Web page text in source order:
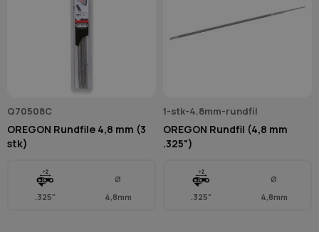
Q70508C
OREGON Rundfile 4,8 mm (3
stk)
.325"
Ø
4,8mm
1-stk-4.8mm-rundfil
OREGON Rundfil (4,8 mm
.325")
.325"
Ø
4,8mm